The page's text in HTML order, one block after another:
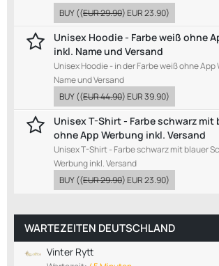
BUY((EUR 29.90)EUR 23.90)
Unisex Hoodie - Farbe weiß ohne
inkl. Name und Versand
Unisex Hoodie - in der Farbe weiß ohne App
Name und Versand
BUY((EUR 44.90)EUR 39.90)
Unisex T-Shirt - Farbe schwarz
ohne App Werbung inkl. Versand
Unisex T-Shirt - Farbe schwarz mit blauer
Werbung inkl. Versand
BUY((EUR 29.90)EUR 23.90)
WARTEZEITEN DEUTSCHLAND
Vinter Rytt